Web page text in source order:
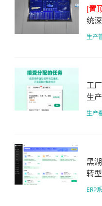
[置
统
生产
工
生
生产
黑
转
ERP